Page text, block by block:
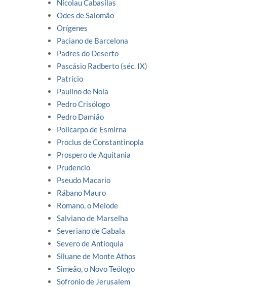
Nicolau Cabasilas
Odes de Salomão
Orígenes
Paciano de Barcelona
Padres do Deserto
Pascásio Radberto (séc. IX)
Patrício
Paulino de Nola
Pedro Crisólogo
Pedro Damião
Policarpo de Esmirna
Proclus de Constantinopla
Prospero de Aquitania
Prudencio
Pseudo Macario
Rábano Mauro
Romano, o Melode
Salviano de Marselha
Severiano de Gabala
Severo de Antioquia
Siluane de Monte Athos
Simeão, o Novo Teólogo
Sofronio de Jerusalem